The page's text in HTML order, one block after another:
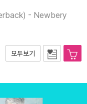
- Newbery
모두보기